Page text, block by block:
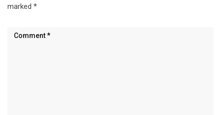
marked *